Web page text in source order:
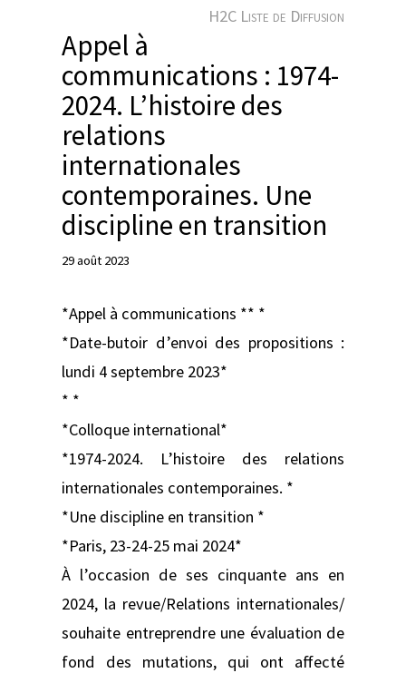
H2C Liste de Diffusion
Appel à
communications : 1974-
2024. L’histoire des
relations
internationales
contemporaines. Une
discipline en transition
29 août 2023
*Appel à communications ** *
*Date-butoir d’envoi des propositions :
lundi 4 septembre 2023*
* *
*Colloque international*
*1974-2024. L’histoire des relations
internationales contemporaines. *
*Une discipline en transition *
*Paris, 23-24-25 mai 2024*
À l’occasion de ses cinquante ans en
2024, la revue/Relations internationales/
souhaite entreprendre une évaluation de
fond des mutations, qui ont affecté